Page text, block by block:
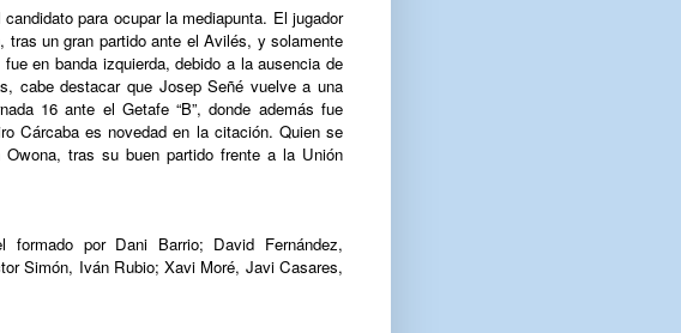
para ocupar la mediapunta. El jugador
tras un gran partido ante el Avilés, y solamente
en banda izquierda, debido a la ausencia de
cabe destacar que Josep Señé vuelve a una
16 ante el Getafe “B”, donde además fue
Cárcaba es novedad en la citación. Quien se
tras su buen partido frente a la Unión
por Dani Barrio; David Fernández,
Simón, Iván Rubio; Xavi Moré, Javi Casares,